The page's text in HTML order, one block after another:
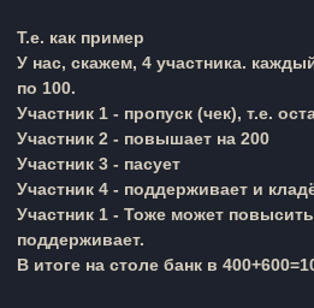
Т.е. как пример
У нас, скажем, 4 участника.
по 100.
Участник 1 - пропуск (чек), т.е.
Участник 2 - повышает на 200
Участник 3 - пасует
Участник 4 - поддерживает и
Участник 1 - Тоже может
поддерживает.
В итоге на столе банк в